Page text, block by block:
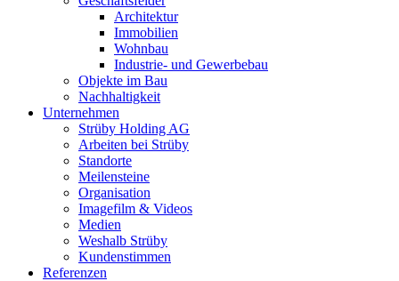
Architektur
Immobilien
Wohnbau
Industrie- und Gewerbebau
Objekte im Bau
Nachhaltigkeit
Unternehmen
Strüby Holding AG
Arbeiten bei Strüby
Standorte
Meilensteine
Organisation
Imagefilm & Videos
Medien
Weshalb Strüby
Kundenstimmen
Referenzen